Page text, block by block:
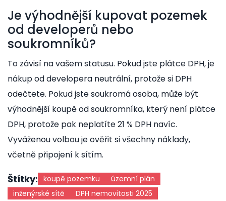
Je výhodnější kupovat pozemek
od developerů nebo
soukromníků?
To závisí na vašem statusu. Pokud jste plátce DPH, je
nákup od developera neutrální, protože si DPH
odečtete. Pokud jste soukromá osoba, může být
výhodnější koupě od soukromníka, který není plátce
DPH, protože pak neplatíte 21 % DPH navíc.
Vyváženou volbou je ověřit si všechny náklady,
včetně připojení k sítím.
Štítky: koupě pozemku
územní plán
inženýrské sítě
DPH nemovitosti 2025